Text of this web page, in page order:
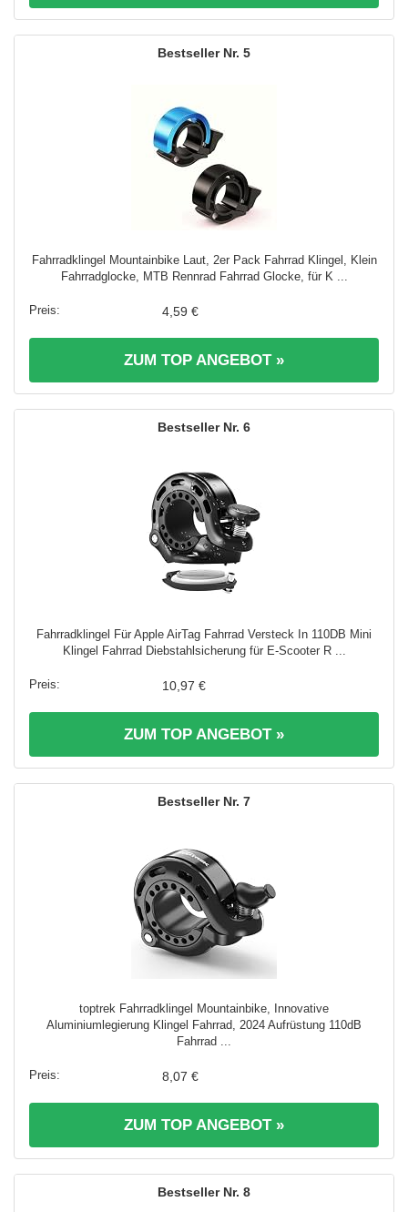
5
Fahrradklingel Mountainbike Laut, 2er Pack Fahrrad Klingel, Klein
Fahrradglocke, MTB Rennrad Fahrrad Glocke, für K ...
4,59 €
ZUM TOP ANGEBOT »
6
Fahrradklingel Für Apple AirTag Fahrrad Versteck In 110DB Mini
Klingel Fahrrad Diebstahlsicherung für E-Scooter R ...
10,97 €
ZUM TOP ANGEBOT »
7
toptrek Fahrradklingel Mountainbike, Innovative
Aluminiumlegierung Klingel Fahrrad, 2024 Aufrüstung 110dB
Fahrrad ...
8,07 €
ZUM TOP ANGEBOT »
8